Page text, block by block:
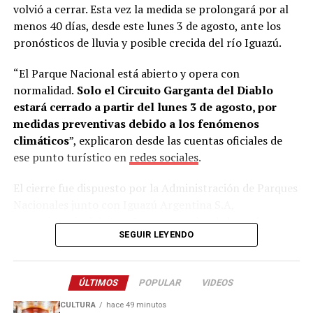
“Mi esposa es profesora de alemán en una escuela
técnica. Esa misma noche la llamé desde Alemania y
hacerlo’”, recordó.
Estudiar alemán para llegar a Alemania
Al regresar aMisiones, Lory conversó con Skölfman y
Burger, quienes aceptaron el desafío y comenzaron a
poco asustados, enseguida se adaptaron. En Deula
tienen experiencia trabajando con extranjeros”, señaló.
inicialmente por Jorge Lory y su esposa. Según contó el
empresario, apenas llegaron comenzaron las actividades
volvió a cerrar. Esta vez la medida se prolongará por al
menos 40 días, desde este lunes 3 de agosto, ante los
pronósticos de lluvia y posible crecida del río Iguazú.
“El Parque Nacional está abierto y opera con
normalidad. Solo el Circuito Garganta del Diablo
estará cerrado a partir del lunes 3 de agosto, por
medidas preventivas debido a los fenómenos
climáticos”, explicaron desde las cuentas oficiales de
ese punto turístico en redes sociales.
El cierre fue dispuesto por la Administración de Parques
concesionaria del Área Cataratas, sobre la base de
informes climáticos e hidrológicos.
cerrado durante cinco días ante las copiosas lluvias
registradas en la región, cuya magnitud estaría asociada
SEGUIR LEYENDO
ÚLTIMOS POPULAR VIDEOS
CULTURA hace 49 minutos